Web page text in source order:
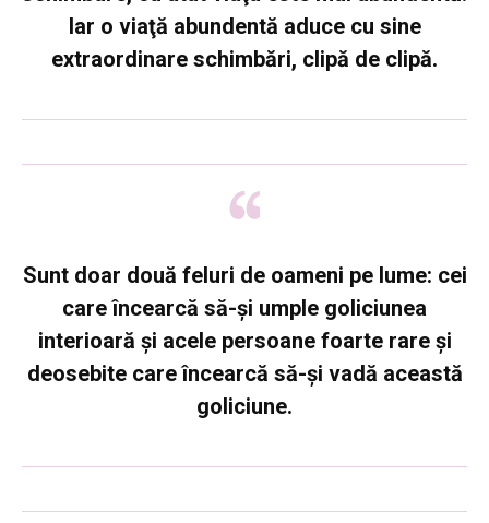
Iar o viaţă abundentă aduce cu sine
extraordinare schimbări, clipă de clipă.
Sunt doar două feluri de oameni pe lume: cei
care încearcă să-şi umple goliciunea
interioară şi acele persoane foarte rare şi
deosebite care încearcă să-şi vadă această
goliciune.